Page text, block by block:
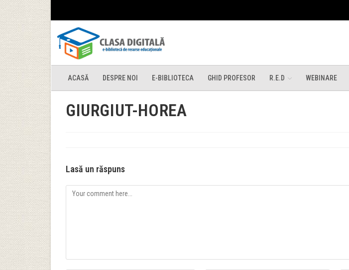
ACASĂ DESPRE NOI E-BIBLIOTECA GHID PROFESOR R.E.D WEBINARE
GIURGIUT-HOREA
Lasă un răspuns